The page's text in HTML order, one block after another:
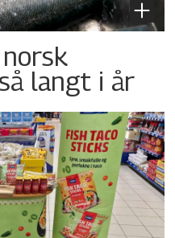
langt i år